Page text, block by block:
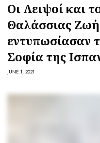
Οι Λειψοί και
Θαλάσσιας
εντυπωσίασαν
Σοφία της
JUNE 1, 2021